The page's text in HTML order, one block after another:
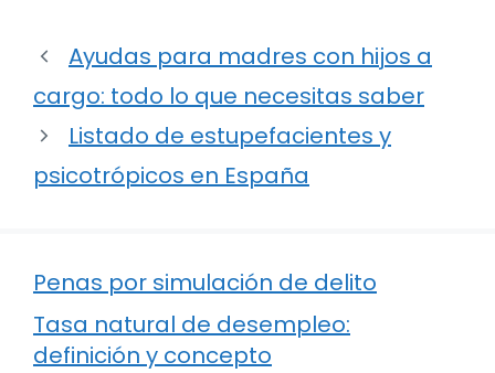
Ayudas para madres con hijos a
cargo: todo lo que necesitas saber
Listado de estupefacientes y
psicotrópicos en España
Penas por simulación de delito
Tasa natural de desempleo:
definición y concepto